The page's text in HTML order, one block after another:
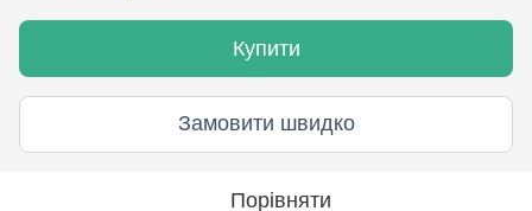
Купити
Замовити швидко
Порівняти